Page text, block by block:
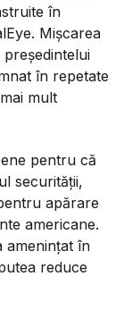
în
Mișcarea
în repetate
mult
pentru că
securității,
apărare
americane.
amenințat în
reduce